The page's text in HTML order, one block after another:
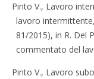
Pinto V., Lavoro
lavoro
81/2015), in R. Del
commentato del
Pinto V., Lavoro